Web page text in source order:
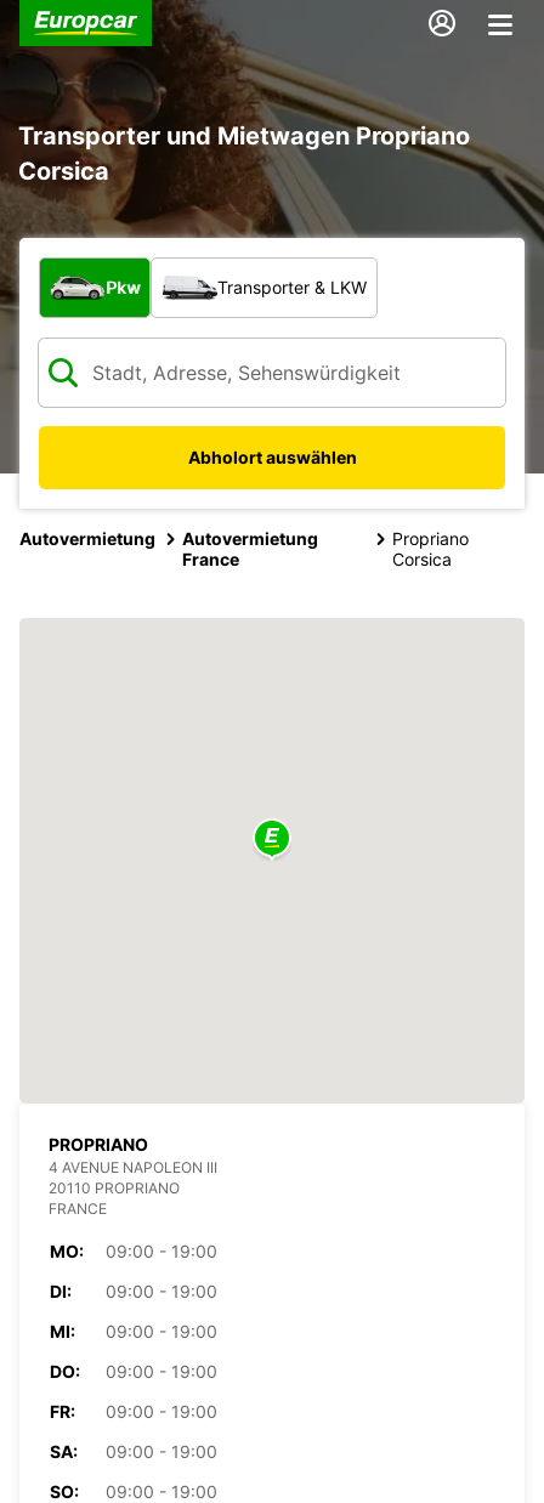
Transporter und Mietwagen Propriano
Corsica
Welche Art von Fahrzeug?
Pkw Transporter & LKW
Abholort auswählen
Autovermietung
Autovermietung
France
Propriano
Corsica
PROPRIANO
4 AVENUE NAPOLEON III
20110 PROPRIANO
FRANCE
MO:
09:00 - 19:00
DI:
09:00 - 19:00
MI:
09:00 - 19:00
DO:
09:00 - 19:00
FR:
09:00 - 19:00
SA:
09:00 - 19:00
SO:
09:00 - 19:00